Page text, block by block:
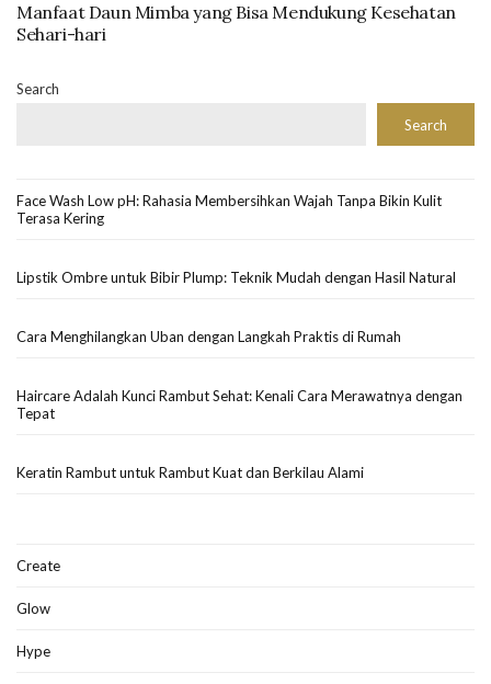
Manfaat Daun Mimba yang Bisa Mendukung Kesehatan
Sehari-hari
Search
Search
Face Wash Low pH: Rahasia Membersihkan Wajah Tanpa Bikin Kulit
Terasa Kering
Lipstik Ombre untuk Bibir Plump: Teknik Mudah dengan Hasil Natural
Cara Menghilangkan Uban dengan Langkah Praktis di Rumah
Haircare Adalah Kunci Rambut Sehat: Kenali Cara Merawatnya dengan
Tepat
Keratin Rambut untuk Rambut Kuat dan Berkilau Alami
Create
Glow
Hype